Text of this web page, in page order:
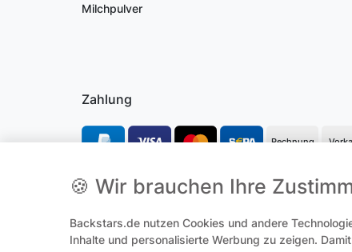
Milchpulver
Zahlung
Rechnung
**Hierbei handelt es sich um ein Pflichtfeld
🍪 Wir brauchen Ihre
Backstars.de nutzen Cookies und andere
Inhalte und personalisierte Werbung zu zeigen.